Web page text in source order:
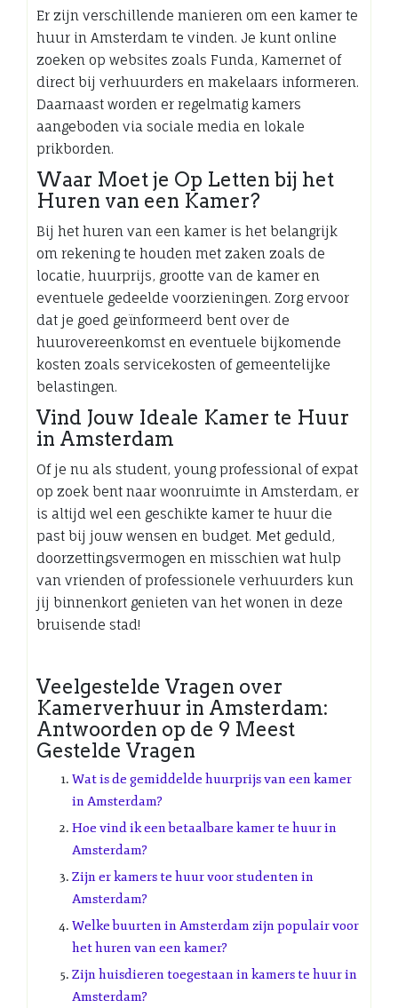
Er zijn verschillende manieren om een kamer te
huur in Amsterdam te vinden. Je kunt online
zoeken op websites zoals Funda, Kamernet of
direct bij verhuurders en makelaars informeren.
Daarnaast worden er regelmatig kamers
aangeboden via sociale media en lokale
prikborden.
Waar Moet je Op Letten bij het
Huren van een Kamer?
Bij het huren van een kamer is het belangrijk
om rekening te houden met zaken zoals de
locatie, huurprijs, grootte van de kamer en
eventuele gedeelde voorzieningen. Zorg ervoor
dat je goed geïnformeerd bent over de
huurovereenkomst en eventuele bijkomende
kosten zoals servicekosten of gemeentelijke
belastingen.
Vind Jouw Ideale Kamer te Huur
in Amsterdam
Of je nu als student, young professional of expat
op zoek bent naar woonruimte in Amsterdam, er
is altijd wel een geschikte kamer te huur die
past bij jouw wensen en budget. Met geduld,
doorzettingsvermogen en misschien wat hulp
van vrienden of professionele verhuurders kun
jij binnenkort genieten van het wonen in deze
bruisende stad!
Veelgestelde Vragen over
Kamerverhuur in Amsterdam:
Antwoorden op de 9 Meest
Gestelde Vragen
Wat is de gemiddelde huurprijs van een kamer
in Amsterdam?
Hoe vind ik een betaalbare kamer te huur in
Amsterdam?
Zijn er kamers te huur voor studenten in
Amsterdam?
Welke buurten in Amsterdam zijn populair voor
het huren van een kamer?
Zijn huisdieren toegestaan ​​in kamers te huur in
Amsterdam?